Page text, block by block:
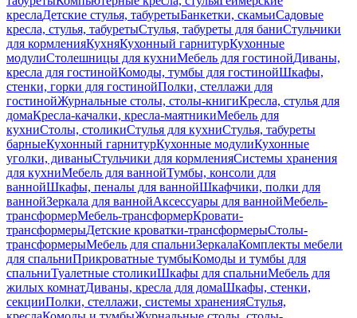
креслаДетские стулья, табуретыБанкетки, скамьиСадовые
кресла, стулья, табуретыСтулья, табуреты для баниСтульчики
для кормленияКухняКухонный гарнитурКухонные
модулиСтолешницы для кухниМебель для гостинойДиваны,
кресла для гостинойКомоды, тумбы для гостинойШкафы,
стенки, горки для гостинойПолки, стеллажи для
гостинойЖурнальные столы, столы-книгиКресла, стулья для
домаКресла-качалки, кресла-маятникиМебель для
кухниСтолы, столикиСтулья для кухниСтулья, табуреты
барныеКухонный гарнитурКухонные модулиКухонные
уголки, диваныСтульчики для кормленияСистемы хранения
для кухниМебель для ваннойТумбы, консоли для
ваннойШкафы, пеналы для ваннойШкафчики, полки для
ваннойЗеркала для ваннойАксессуары для ваннойМебель-
трансформерМебель-трансформерКровати-
трансформерыДетские кроватки-трансформерыСтолы-
трансформерыМебель для спальниЗеркалаКомплекты мебели
для спальниПрикроватные тумбыКомоды и тумбы для
спальниТуалетные столикиШкафы для спальниМебель для
жилых комнатДиваны, кресла для домаШкафы, стенки,
секцииПолки, стеллажи, системы храненияСтулья,